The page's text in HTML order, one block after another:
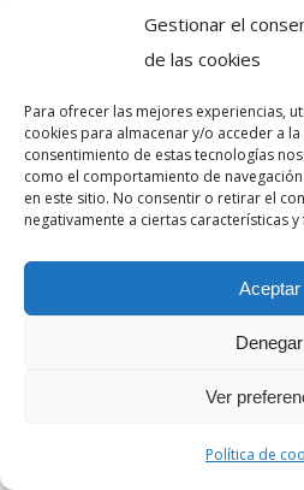
Gestionar el
de las cookies
Para ofrecer las mejores experiencias,
cookies para almacenar y/o acceder a
consentimiento de estas tecnologías
como el comportamiento de
en este sitio. No consentir o retirar el
negativamente a ciertas características y
Aceptar
Denegar
Ver
Política de
beXReal
page
in
LEGAL